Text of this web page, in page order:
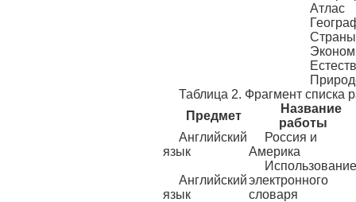
Атлас
Страны
Таблица 2. Фрагмент списка
Предмет
Название
работы
Английский
язык
Россия и
Америка
Английский
язык
Использование
электронного
словаря